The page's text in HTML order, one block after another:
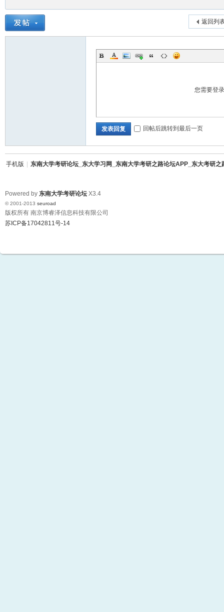
东
返回列
您需要登
发表回复 回帖后跳转到最后一页
手机版 东南大学考研论坛_东大学习网_东南大学考研之路论坛APP_东大考研
Powered by 东南大学考研论坛 X3.4
© 2001-2013 seuroad
版权所有 南京博睿泽信息科技有限公司
苏ICP备17042811号-14